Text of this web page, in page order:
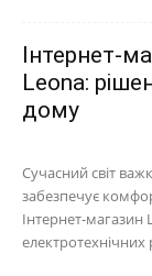
Інтернет-
Leona:
дому
Сучасний світ
забезпечує
Інтернет-